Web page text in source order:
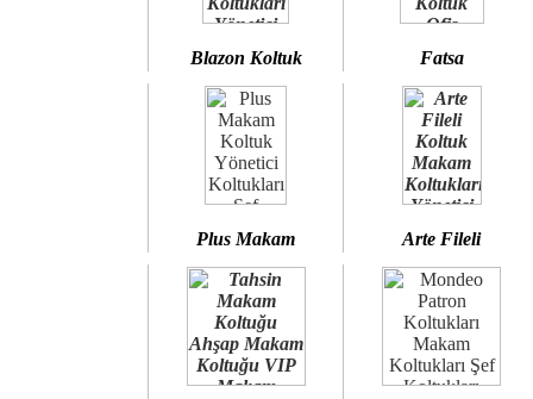
Blazon Koltuk Fatsa
Plus Makam Arte Fileli